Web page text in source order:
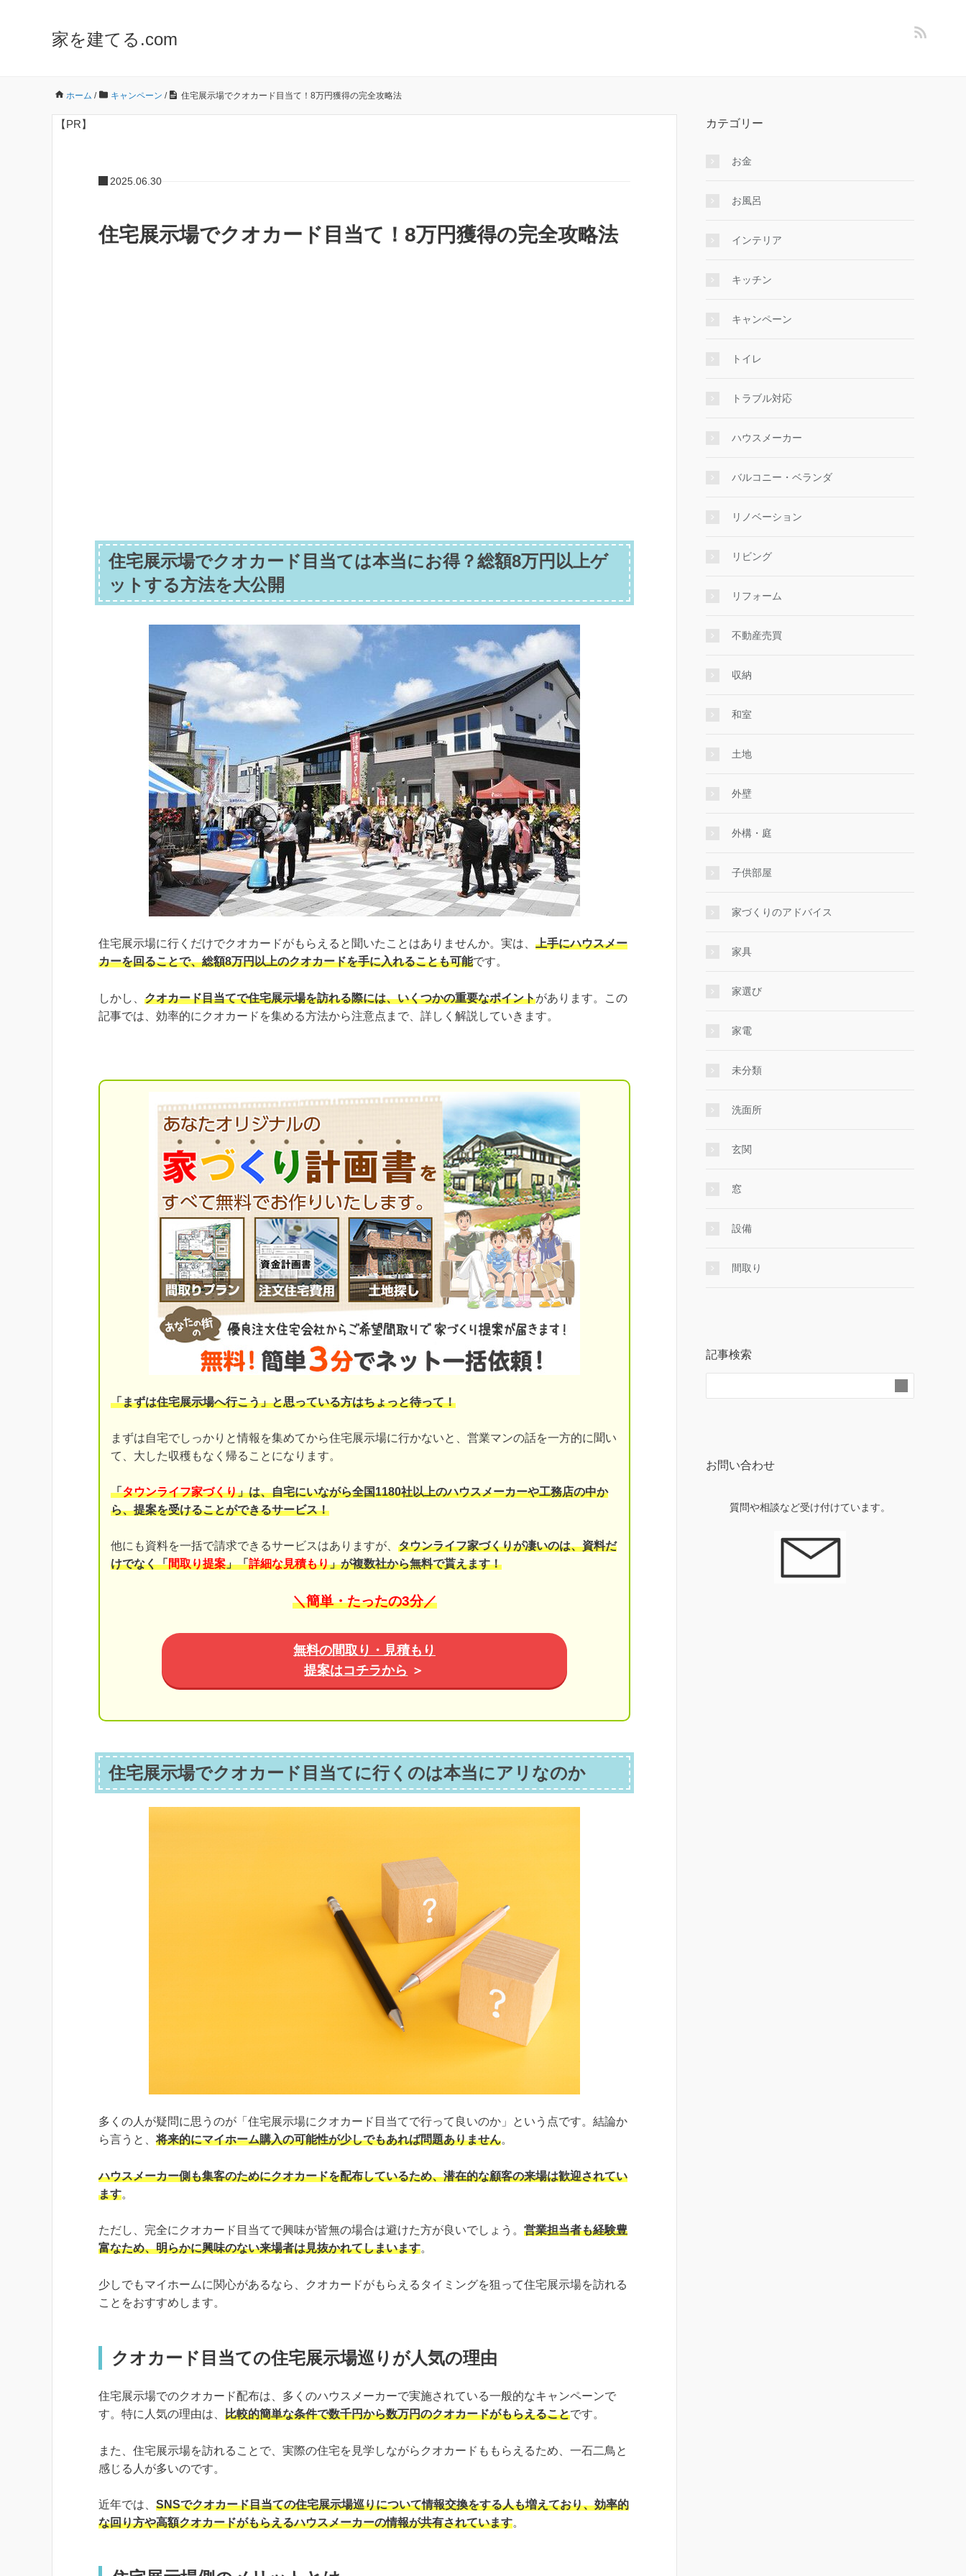
家を建てる.com
ホーム / キャンペーン / 住宅展示場でクオカード目当て！8万円獲得の完全攻略法
【PR】
2025.06.30
住宅展示場でクオカード目当て！8万円獲得の完全攻略法
住宅展示場でクオカード目当ては本当にお得？総額8万円以上ゲ
ットする方法を大公開
住宅展示場に行くだけでクオカードがもらえると聞いたことはありませんか。実は、 上手にハウスメー
カーを回ることで、総額8万円以上のクオカードを手に入れることも可能です。
しかし、 クオカード目当てで住宅展示場を訪れる際には、いくつかの重要なポイントがあります。この
記事では、効率的にクオカードを集める方法から注意点まで、詳しく解説していきます。
「まずは住宅展示場へ行こう」と思っている方はちょっと待って！
まずは自宅でしっかりと情報を集めてから住宅展示場に行かないと、営業マンの話を一方的に聞い
て、大した収穫もなく帰ることになります。
「タウンライフ家づくり」は、自宅にいながら全国1180社以上のハウスメーカーや工務店の中か
ら、提案を受けることができるサービス！
他にも資料を一括で請求できるサービスはありますが、 タウンライフ家づくりが凄いのは、資料だ
けでなく「間取り提案」「詳細な見積もり」が複数社から無料で貰えます！
＼簡単・たったの3分／
無料の間取り・見積もり
提案はコチラから ＞
住宅展示場でクオカード目当てに行くのは本当にアリなのか
多くの人が疑問に思うのが「住宅展示場にクオカード目当てで行って良いのか」という点です。結論か
ら言うと、将来的にマイホーム購入の可能性が少しでもあれば問題ありません。
ハウスメーカー側も集客のためにクオカードを配布しているため、潜在的な顧客の来場は歓迎されてい
ます。
ただし、完全にクオカード目当てで興味が皆無の場合は避けた方が良いでしょう。 営業担当者も経験豊
富なため、明らかに興味のない来場者は見抜かれてしまいます。
少しでもマイホームに関心があるなら、クオカードがもらえるタイミングを狙って住宅展示場を訪れる
ことをおすすめします。
クオカード目当ての住宅展示場巡りが人気の理由
住宅展示場でのクオカード配布は、多くのハウスメーカーで実施されている一般的なキャンペーンで
す。特に人気の理由は、 比較的簡単な条件で数千円から数万円のクオカードがもらえることです。
また、住宅展示場を訪れることで、実際の住宅を見学しながらクオカードももらえるため、一石二鳥と
感じる人が多いのです。
近年では、 SNSでクオカード目当ての住宅展示場巡りについて情報交換をする人も増えており、効率的
な回り方や高額クオカードがもらえるハウスメーカーの情報が共有されています。
カテゴリー
お金
お風呂
インテリア
キッチン
キャンペーン
トイレ
トラブル対応
ハウスメーカー
バルコニー・ベランダ
リノベーション
リビング
リフォーム
不動産売買
収納
和室
土地
外壁
外構・庭
子供部屋
家づくりのアドバイス
家具
家選び
家電
未分類
洗面所
玄関
窓
設備
間取り
記事検索
お問い合わせ
質問や相談など受け付けています。